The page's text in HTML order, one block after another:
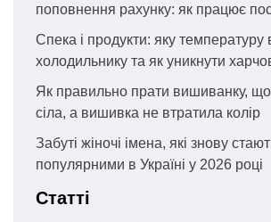
поповнення рахунку: як працює
Спека і продукти: яку температуру
холодильнику та як уникнути
Як правильно прати вишиванку,
сіла, а вишивка не втратила колір
Забуті жіночі імена, які знову
популярними в Україні у 2026 році
Статті